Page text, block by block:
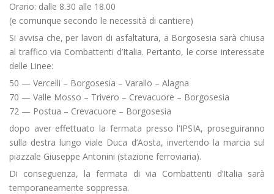
Orario: dalle 8.30 alle 18.00
(e comunque secondo le necessità di cantiere)
Si avvisa che, per lavori di asfaltatura, a Borgosesia sarà chiusa
al traffico via Combattenti d’Italia. Pertanto, le corse interessate
delle Linee:
50 — Vercelli – Borgosesia – Varallo – Alagna
70 — Valle Mosso – Trivero – Crevacuore – Borgosesia
72 — Postua – Crevacuore – Borgosesia
dopo aver effettuato la fermata presso l’IPSIA, proseguiranno
sulla destra lungo viale Duca d’Aosta, invertendo la marcia sul
piazzale Giuseppe Antonini (stazione ferroviaria).
Di conseguenza, la fermata di via Combattenti d’Italia sarà
temporaneamente soppressa.